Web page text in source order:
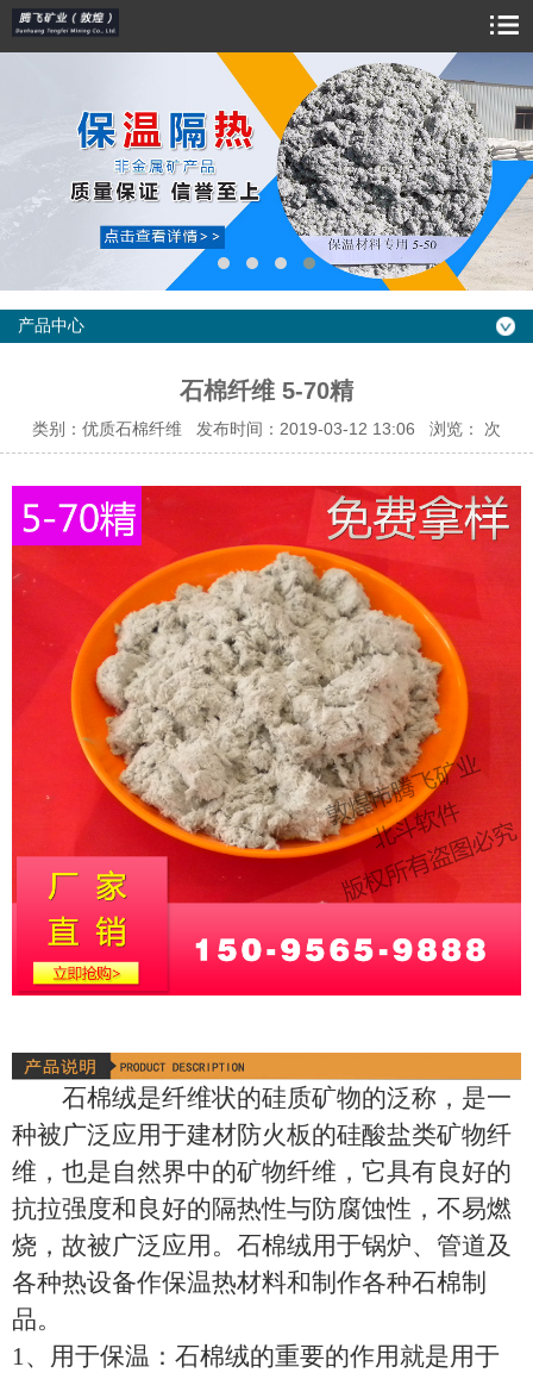
产品中心
石棉纤维 5-70精
类别：优质石棉纤维 发布时间：2019-03-12 13:06 浏览： 次
石棉绒是纤维状的硅质矿物的泛称，是一
种被广泛应用于建材防火板的硅酸盐类矿物纤
维，也是自然界中的矿物纤维，它具有良好的
抗拉强度和良好的隔热性与防腐蚀性，不易燃
烧，故被广泛应用。石棉绒用于锅炉、管道及
各种热设备作保温热材料和制作各种石棉制
品。
1、用于保温：石棉绒的重要的作用就是用于